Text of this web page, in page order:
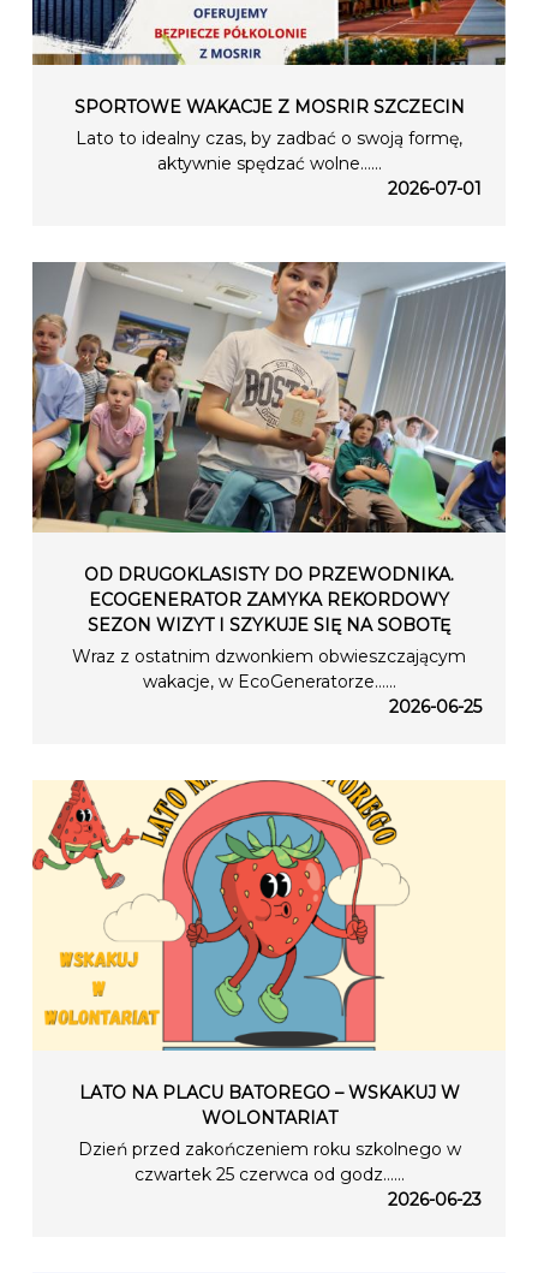
SPORTOWE WAKACJE Z MOSRIR SZCZECIN
Lato to idealny czas, by zadbać o swoją formę,
aktywnie spędzać wolne…...
2026-07-01
OD DRUGOKLASISTY DO PRZEWODNIKA.
ECOGENERATOR ZAMYKA REKORDOWY
SEZON WIZYT I SZYKUJE SIĘ NA SOBOTĘ
Wraz z ostatnim dzwonkiem obwieszczającym
wakacje, w EcoGeneratorze…...
2026-06-25
LATO NA PLACU BATOREGO – WSKAKUJ W
WOLONTARIAT
Dzień przed zakończeniem roku szkolnego w
czwartek 25 czerwca od godz…...
2026-06-23